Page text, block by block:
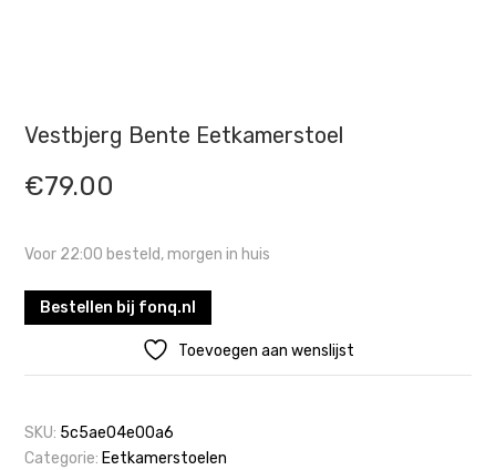
Vestbjerg Bente Eetkamerstoel
€79.00
Voor 22:00 besteld, morgen in huis
Bestellen bij fonq.nl
Toevoegen aan wenslijst
SKU: 5c5ae04e00a6
Categorie: Eetkamerstoelen